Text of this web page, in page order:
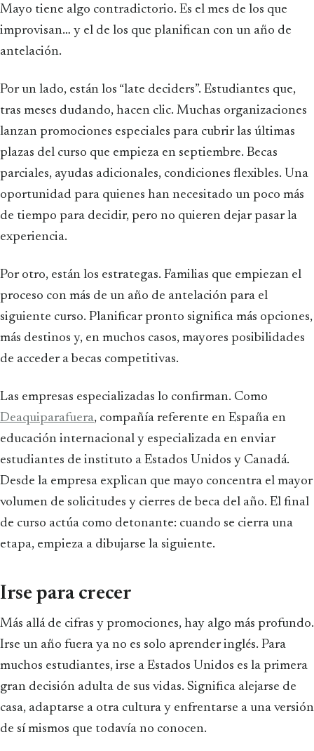
Mayo tiene algo contradictorio. Es el mes de los que
improvisan… y el de los que planifican con un año de
antelación.
Por un lado, están los “late deciders”. Estudiantes que,
tras meses dudando, hacen clic. Muchas organizaciones
lanzan promociones especiales para cubrir las últimas
plazas del curso que empieza en septiembre. Becas
parciales, ayudas adicionales, condiciones flexibles. Una
oportunidad para quienes han necesitado un poco más
de tiempo para decidir, pero no quieren dejar pasar la
experiencia.
Por otro, están los estrategas. Familias que empiezan el
proceso con más de un año de antelación para el
siguiente curso. Planificar pronto significa más opciones,
más destinos y, en muchos casos, mayores posibilidades
de acceder a becas competitivas.
Las empresas especializadas lo confirman. Como
Deaquiparafuera, compañía referente en España en
educación internacional y especializada en enviar
estudiantes de instituto a Estados Unidos y Canadá.
Desde la empresa explican que mayo concentra el mayor
volumen de solicitudes y cierres de beca del año. El final
de curso actúa como detonante: cuando se cierra una
etapa, empieza a dibujarse la siguiente.
Irse para crecer
Más allá de cifras y promociones, hay algo más profundo.
Irse un año fuera ya no es solo aprender inglés. Para
muchos estudiantes, irse a Estados Unidos es la primera
gran decisión adulta de sus vidas. Significa alejarse de
casa, adaptarse a otra cultura y enfrentarse a una versión
de sí mismos que todavía no conocen.